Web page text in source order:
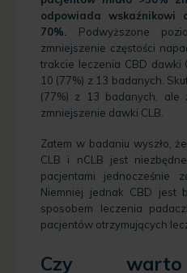
odpowiada wskaźnikowi
70%.
Podwyższone
zmniejszenie częstości
trakcie leczenia CBD dawki
10 (77%) z 13 badanych.
(77%) z 13 badanych, ale
zmniejszenie dawki CLB.
Zatem w badaniu wyszło,
CLB i nCLB jest
pacjentami jednocześnie
Niemniej jednak CBD jest
sposobem leczenia
pacjentów otrzymujących
Czy